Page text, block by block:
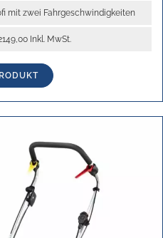
mit zwei Fahrgeschwindigkeiten
Inkl. MwSt.